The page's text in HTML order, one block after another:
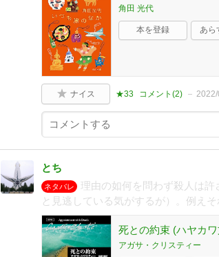
角田 光代
本を登録 あら
ナイス ★33 コメント(2)
とち
ネタバレ
理由の如何を問わず殺人は
と見逃している気がするが）。例え
死との約束 (ハヤカ
アガサ・クリスティー